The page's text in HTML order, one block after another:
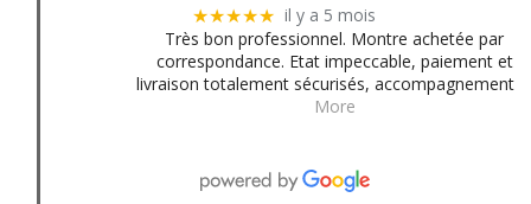
★★★★★ il y a 5 mois
Très bon professionnel. Montre achetée par
correspondance. Etat impeccable, paiement et
livraison totalement sécurisés, accompagnement
More